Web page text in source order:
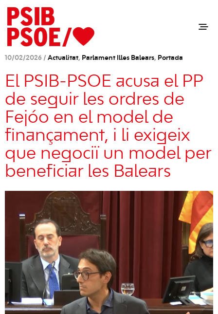
10/02/2026 / Actualitat, Parlament Illes Balears, Portada
El PSIB-PSOE acusa el PP
de seguir les ordres de
Fejóo en el model de
finançament, i li exigeix
que negociï un model per
beneficiar les Balears